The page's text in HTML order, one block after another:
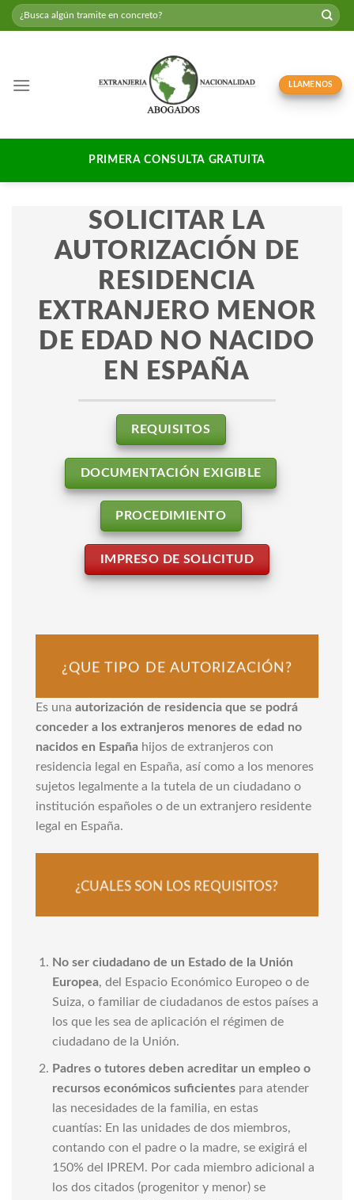
Skip
to
LLAMENOS
PRIMERA CONSULTA GRATUITA
SOLICITAR LA
AUTORIZACIÓN
DE
RESIDENCIA
EXTRANJERO MENOR
DE EDAD NO NACIDO
EN ESPAÑA
REQUISITOS
DOCUMENTACIÓN EXIGIBLE
PROCEDIMIENTO
IMPRESO DE SOLICITUD
¿QUE TIPO DE AUTORIZACIÓN?
Es una autorización de residencia que se podrá
conceder a los extranjeros menores de edad no
nacidos en España hijos de extranjeros con
residencia legal en España, así como a los menores
sujetos legalmente a la tutela de un ciudadano o
institución españoles o de un extranjero residente
legal en España.
¿CUALES SON LOS REQUISITOS?
No ser ciudadano de un Estado de la Unión
Europea, del Espacio Económico Europeo o de
Suiza, o familiar de ciudadanos de estos países a
los que les sea de aplicación el régimen de
ciudadano de la Unión.
Padres o tutores deben acreditar un empleo o
recursos económicos suficientespara atender
las necesidades de la familia, en estas
cuantías: En las unidades de dos miembros,
contando con el padre o la madre, se exigirá el
150% del IPREM. Por cada miembro adicional a
los dos citados (progenitor y menor) se